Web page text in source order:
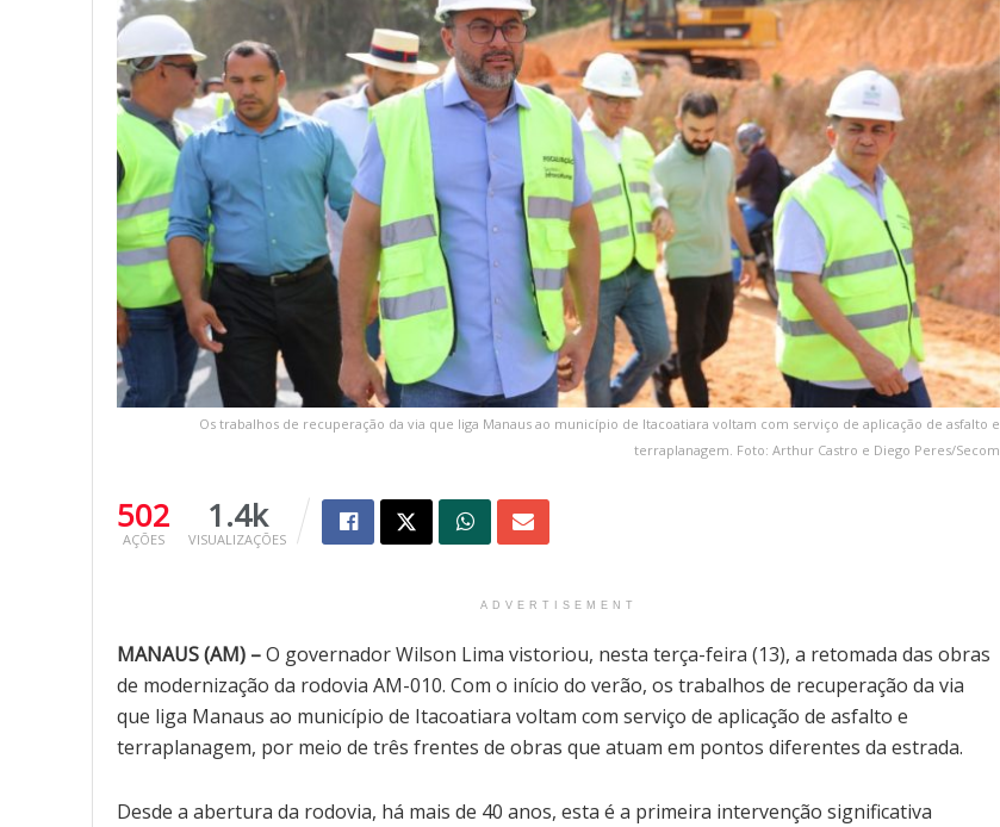
Os trabalhos de recuperação da via que liga Manaus ao município de Itacoatiara voltam com serviço de aplicação de asfalto e
terraplanagem. Foto: Arthur Castro e Diego Peres/Secom
502
AÇÕES
1.4k
VISUALIZAÇÕES
ADVERTISEMENT
MANAUS (AM) –O governador Wilson Lima vistoriou, nesta terça-feira (13), a retomada das obras
de modernização da rodovia AM-010. Com o início do verão, os trabalhos de recuperação da via
que liga Manaus ao município de Itacoatiara voltam com serviço de aplicação de asfalto e
terraplanagem, por meio de três frentes de obras que atuam em pontos diferentes da estrada.
Desde a abertura da rodovia, há mais de 40 anos, esta é a primeira intervenção significativa